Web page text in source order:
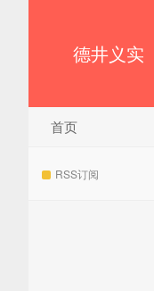
德井义实
首页
RSS订阅